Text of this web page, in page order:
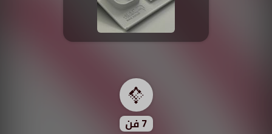
7فن
SOUFIANE Abid